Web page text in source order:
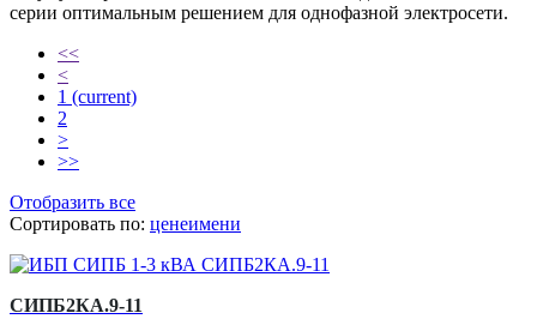
серии оптимальным решением для однофазной электросети.
<<
<
1 (current)
2
>
>>
Отобразить все
Сортировать по: ценеимени
СИПБ2КА.9-11